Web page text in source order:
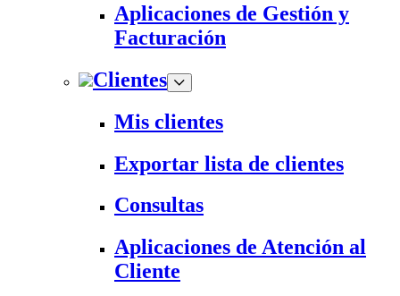
Aplicaciones de Gestión y
Facturación
Clientes
Mis clientes
Exportar lista de clientes
Consultas
Aplicaciones de Atención al
Cliente